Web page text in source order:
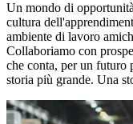
Un mondo di
cultura
ambiente di lavoro
Collaboriamo con
che conta, per un futuro
storia più grande. Una